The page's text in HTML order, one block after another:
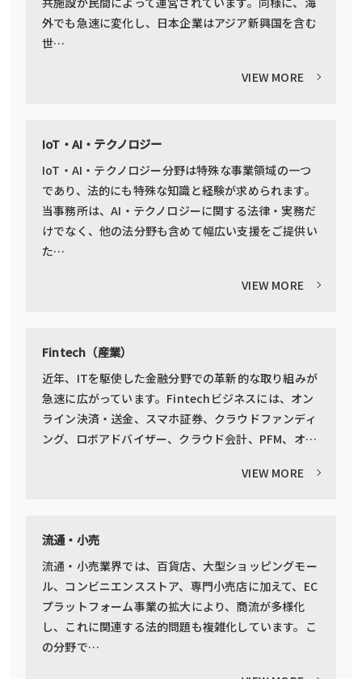
外でも急速に変化し、日本企業はアジア新興国を含む
世…
VIEW MORE
IoT・AI・テクノロジー
IoT・AI・テクノロジー分野は特殊な事業領域の一つ
であり、法的にも特殊な知識と経験が求められます。
当事務所は、AI・テクノロジーに関する法律・実務だ
けでなく、他の法分野も含めて幅広い支援をご提供い
た…
VIEW MORE
Fintech（産業）
近年、ITを駆使した金融分野での革新的な取り組みが
急速に広がっています。Fintechビジネスには、オン
ライン決済・送金、スマホ証券、クラウドファンディ
ング、ロボアドバイザー、クラウド会計、PFM、オ…
VIEW MORE
流通・小売
流通・小売業界では、百貨店、大型ショッピングモー
ル、コンビニエンスストア、専門小売店に加えて、EC
プラットフォーム事業の拡大により、商流が多様化
し、これに関連する法的問題も複雑化しています。こ
の分野で…